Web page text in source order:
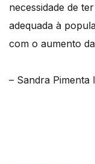
necessidade de
adequada à
com o aumento
– Sandra Pimenta